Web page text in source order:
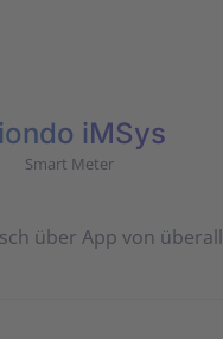
iMSys
Smart Meter
über App von überall